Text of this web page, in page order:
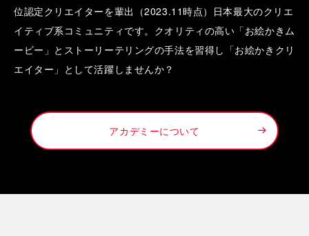
位認定クリエイターを輩出（2023.11時点）日本最大のクリエ
イティブ系コミュニティです。クオリティの高い「お絵かきム
ービー」とストーリーテリングの手法を習得し「お絵かきクリ
エイター」として活躍しませんか？
アカデミーについて